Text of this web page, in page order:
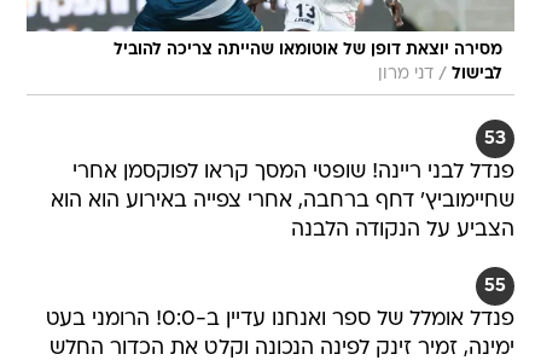
מסירה יוצאת דופן של אוטומאו שהייתה צריכה להוביל
לבישול / דני מרון
53
פנדל לבני ריינה! שופטי המסך קראו לפוקסמן אחרי
שחיימוביץ' דחף ברחבה, אחרי צפייה באירוע הוא הוא
הצביע על הנקודה הלבנה
55
פנדל אומלל של ספר ואנחנו עדיין ב-0:0! הרומני בעט
ימינה, זמיר זינק לפינה הנכונה וקלט את הכדור החלש